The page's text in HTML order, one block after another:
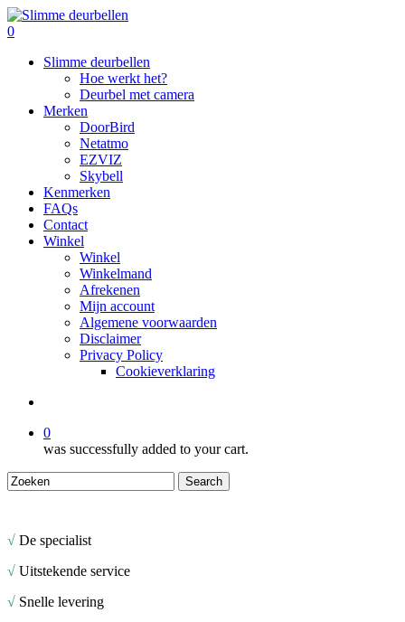
Skip
to
content
search
0
Slimme deurbellen
Hoe werkt het?
Deurbel met camera
Merken
DoorBird
Netatmo
EZVIZ
Skybell
Kenmerken
FAQs
Contact
Winkel
Winkel
Winkelmand
Afrekenen
Mijn account
Algemene voorwaarden
Disclaimer
Privacy Policy
Cookieverklaring
0
was successfully added to your cart.
Search
√ De specialist
√ Uitstekende service
√ Snelle levering